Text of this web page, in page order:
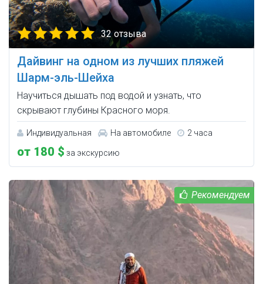
32 отзыва
Дайвинг на одном из лучших пляжей
Шарм-эль-Шейха
Научиться дышать под водой и узнать, что
скрывают глубины Красного моря.
Индивидуальная На автомобиле 2 часа
от 180 $ за экскурсию